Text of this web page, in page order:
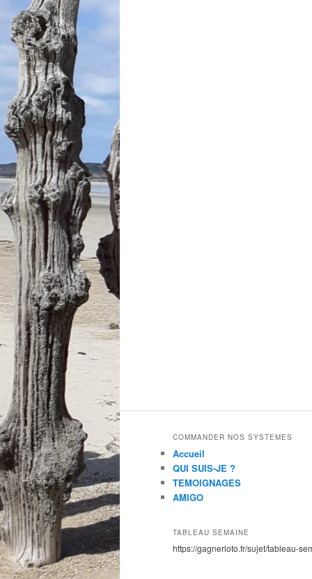
COMMANDER NOS SYSTEMES
Accueil
QUI SUIS-JE ?
TEMOIGNAGES
AMIGO
TABLEAU SEMAINE
https://gagnerloto.fr/sujet/tableau-